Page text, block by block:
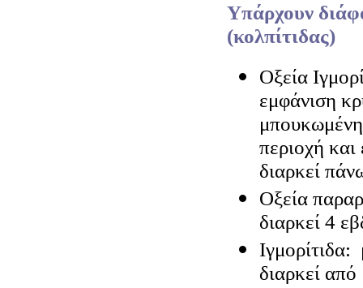
Υπάρχουν
(κολπίτιδας)
Οξεία
εμφάνιση
περιοχή και
διαρκεί
Οξεία
διαρκεί 4
διαρκεί